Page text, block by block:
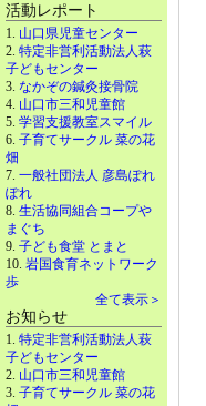
活動レポート
1. 山口県児童センター
2. 特定非営利活動法人萩
子どもセンター
3. なかぞの鍼灸接骨院
4. 山口市三和児童館
5. 学習支援教室スマイル
6. 子育てサークル 菜の花
畑
7. 一般社団法人 彦島ぽれ
ぽれ
8. 生活協同組合コープや
まぐち
9. 子ども食堂 とまと
10. 岩国食育ネットワーク
歩
全て表示＞
お知らせ
1. 特定非営利活動法人萩
子どもセンター
2. 山口市三和児童館
3. 子育てサークル 菜の花